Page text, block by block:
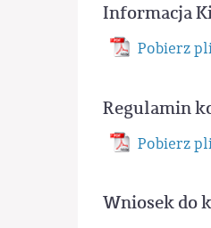
Informacja
Pobierz
Regulamin
Pobierz
Wniosek do